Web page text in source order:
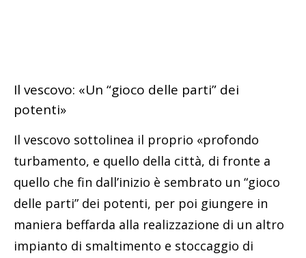
Il vescovo: «Un “gioco delle parti” dei
potenti»
Il vescovo sottolinea il proprio «profondo
turbamento, e quello della città, di fronte a
quello che fin dall’inizio è sembrato un “gioco
delle parti” dei potenti, per poi giungere in
maniera beffarda alla realizzazione di un altro
impianto di smaltimento e stoccaggio di